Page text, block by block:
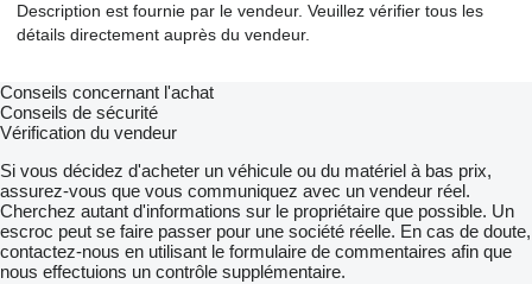
Description est fournie par le vendeur. Veuillez vérifier tous les
détails directement auprès du vendeur.
Conseils concernant l'achat
Conseils de sécurité
Vérification du vendeur
Si vous décidez d'acheter un véhicule ou du matériel à bas prix,
assurez-vous que vous communiquez avec un vendeur réel.
Cherchez autant d'informations sur le propriétaire que possible. Un
escroc peut se faire passer pour une société réelle. En cas de doute,
contactez-nous en utilisant le formulaire de commentaires afin que
nous effectuions un contrôle supplémentaire.